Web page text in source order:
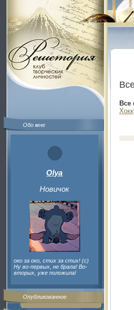
Обо мне
Olya
Новичок
око за око, стих за стих! (c)
Ну во-первых, не брала! Во-
вторых, уже положила!
Опубликованное
Все